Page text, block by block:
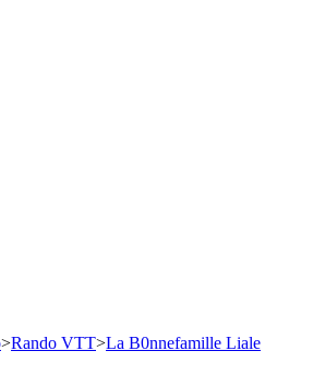
>Rando VTT>La B0nnefamille Liale